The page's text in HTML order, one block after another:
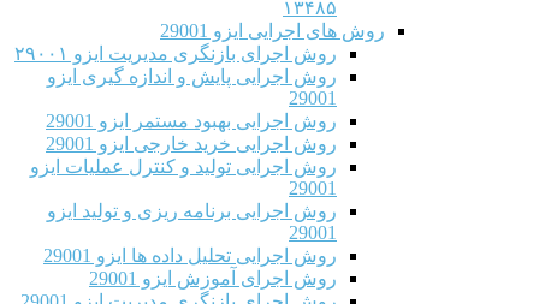
۱۳۴۸۵
روش های اجرایی ایزو 29001
روش اجرای بازنگری مدیریت ایزو ۲۹۰۰۱
روش اجرایی پایش و اندازه گیری ایزو
29001
روش اجرایی بهبود مستمر ایزو 29001
روش اجرایی خرید خارجی ایزو 29001
روش اجرایی تولید و کنترل عملیات ایزو
29001
روش اجرایی برنامه ریزی و تولید ایزو
29001
روش اجرایی تحلیل داده ها ایزو 29001
روش اجرای آموزش ایزو 29001